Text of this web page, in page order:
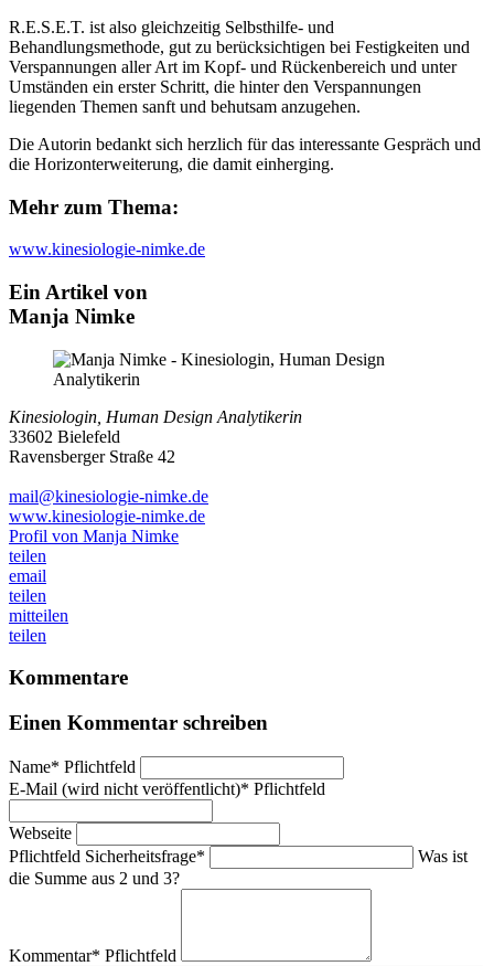
R.E.S.E.T. ist also gleichzeitig Selbsthilfe- und
Behandlungsmethode, gut zu berücksichtigen bei Festigkeiten und
Verspannungen aller Art im Kopf- und Rückenbereich und unter
Umständen ein erster Schritt, die hinter den Verspannungen
liegenden Themen sanft und behutsam anzugehen.
Die Autorin bedankt sich herzlich für das interessante Gespräch und
die Horizonterweiterung, die damit einherging.
Mehr zum Thema:
www.kinesiologie-nimke.de
Ein Artikel von
Manja Nimke
Kinesiologin, Human Design Analytikerin
33602 Bielefeld
Ravensberger Straße 42
mail@kinesiologie-nimke.de
www.kinesiologie-nimke.de
Profil von Manja Nimke
teilen
email
teilen
mitteilen
teilen
Kommentare
Einen Kommentar schreiben
Name* Pflichtfeld
E-Mail (wird nicht veröffentlicht)* Pflichtfeld
Webseite
Pflichtfeld Sicherheitsfrage*
Was ist
die Summe aus 2 und 3?
Kommentar* Pflichtfeld